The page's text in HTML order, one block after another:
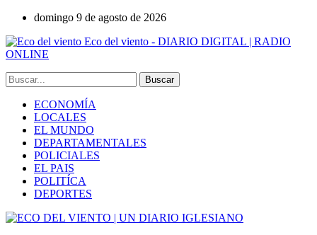
domingo 9 de agosto de 2026
Eco del viento - DIARIO DIGITAL | RADIO
ONLINE
ECONOMÍA
LOCALES
EL MUNDO
DEPARTAMENTALES
POLICIALES
EL PAIS
POLITÍCA
DEPORTES